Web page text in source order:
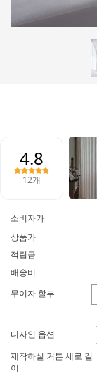
소비자가
상품가
적립금
배송비
무이자 할부
디자인 옵션
제작하실 커튼 세로 길
이